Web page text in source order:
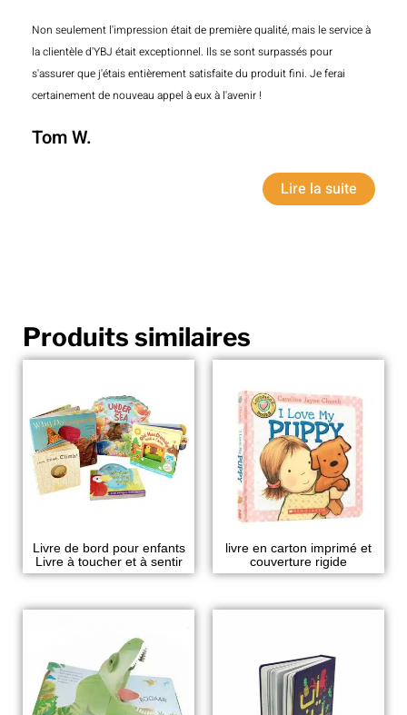
Non seulement l'impression était de première qualité, mais le service à
la clientèle d'YBJ était exceptionnel. Ils se sont surpassés pour
s'assurer que j'étais entièrement satisfaite du produit fini. Je ferai
certainement de nouveau appel à eux à l'avenir !
Tom W.
Lire la suite
Produits similaires
Livre de bord pour enfants
Livre à toucher et à sentir
livre en carton imprimé et
couverture rigide